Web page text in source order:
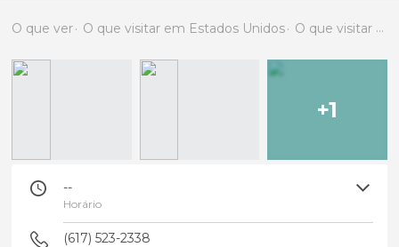
O que ver O que visitar em Estados Unidos O que visitar em Massachusetts
+1
--
Horário
(617) 523-2338